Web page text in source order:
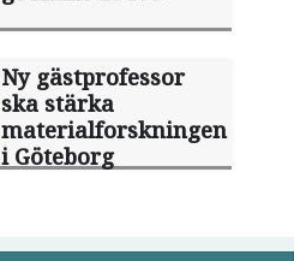
Ny gästprofessor
ska stärka
materialforskningen
i Göteborg